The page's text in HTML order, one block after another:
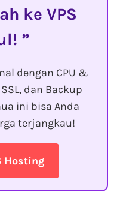
ke VPS
dengan CPU &
dan Backup
ini bisa Anda
terjangkau!
Hosting